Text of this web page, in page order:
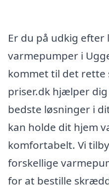
Er du på udkig efter
varmepumper i
kommet til det rette
priser.dk hjælper
bedste løsninger i
kan holde dit hjem
komfortabelt. Vi
forskellige
for at bestille